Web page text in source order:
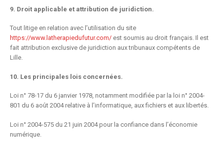
9. Droit applicable et attribution de juridiction.
Tout litige en relation avec l’utilisation du site
https://www.latherapiedufutur.com/ est soumis au droit français. Il est
fait attribution exclusive de juridiction aux tribunaux compétents de
Lille.
10. Les principales lois concernées.
Loi n° 78-17 du 6 janvier 1978, notamment modifiée par la loi n° 2004-
801 du 6 août 2004 relative à l’informatique, aux fichiers et aux libertés.
Loi n° 2004-575 du 21 juin 2004 pour la confiance dans l’économie
numérique.